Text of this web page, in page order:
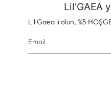
Lil'GAEA
Lil Gaea lı olun, %5
Panoramik & Manzara